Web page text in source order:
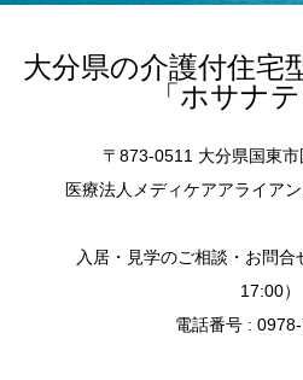
大分県の介護付住宅
「ホサナ
〒873-0511 大分県国東
医療法人メディケアアライア
入居・見学のご相談・お問合
17:00）
電話番号 :